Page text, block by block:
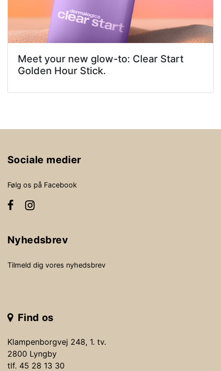
Meet your new glow-to: Clear Start
Golden Hour Stick.
Sociale medier
Følg os på Facebook
Nyhedsbrev
Tilmeld dig vores nyhedsbrev
Find os
Klampenborgvej 248, 1. tv.
2800 Lyngby
tlf. 45 28 13 30